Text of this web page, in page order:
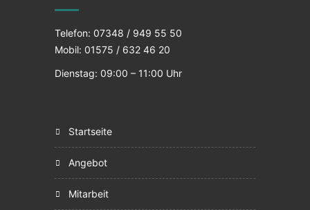
Telefon: 07348 / 949 55 50
Mobil: 01575 / 632 46 20
Dienstag: 09:00 – 11:00 Uhr
startseite
angebot
mitarbeit